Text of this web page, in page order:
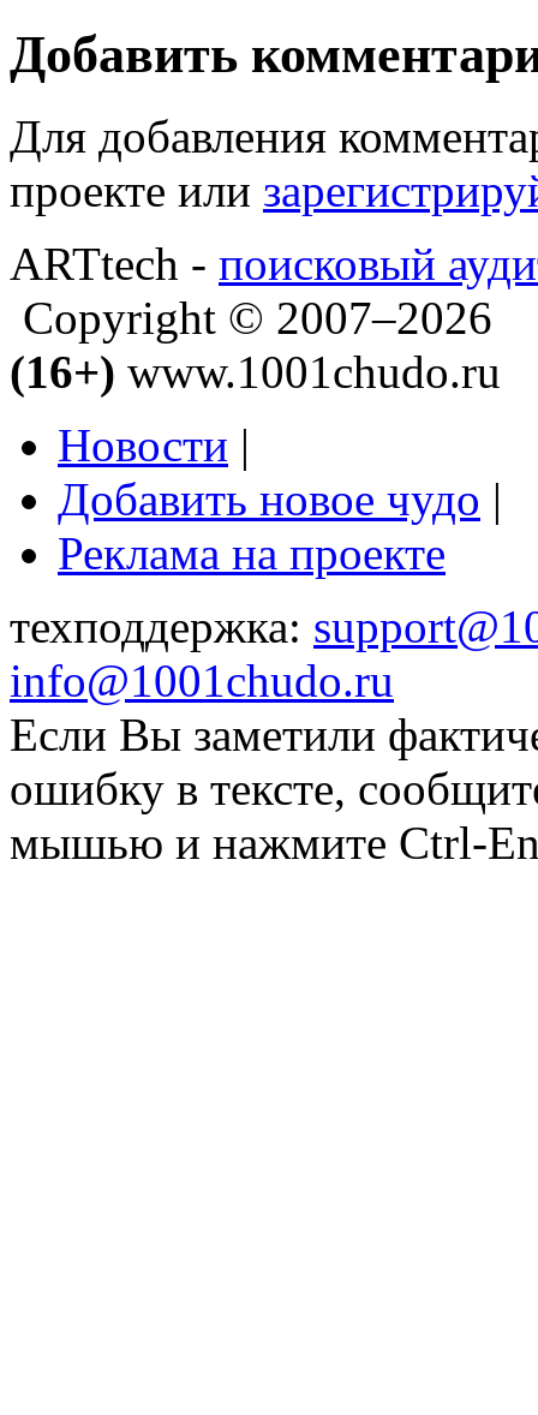
Добавить
Для добавления
проекте или
ARTtech - поисковый
Copyright © 2007–2026
(16+) www.1001chudo.ru
Новости |
Добавить новое чудо |
Реклама на проекте
техподдержка:
info@1001chudo.ru
Если Вы заметили
ошибку в тексте,
мышью и нажмите Ctrl-